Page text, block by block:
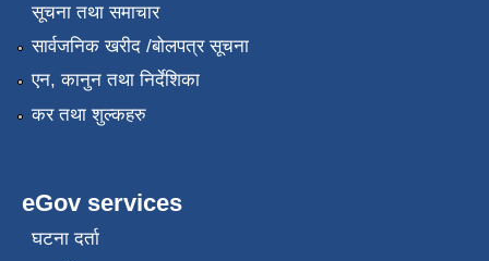
सूचना तथा समाचार
सार्वजनिक खरीद /बोलपत्र सूचना
एन, कानुन तथा निर्देशिका
कर तथा शुल्कहरु
eGov services
घटना दर्ता